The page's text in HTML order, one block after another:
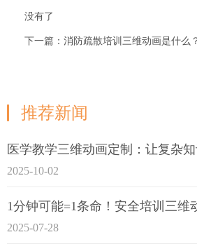
没有了
下一篇：消防疏散培训三维动画是什么
推荐新闻
医学教学三维动画定制：让复杂
2025-10-02
2025-07-28